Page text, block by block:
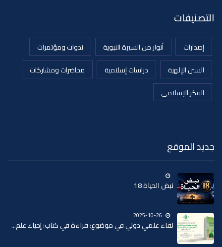
التصنيفات
إصدارات أنوار من السيرة النبوية
ندوات ومؤتمرات
السنن الإلهية
دراسات إسلامية
محاضرات ومشاركات
الفكر الإسلامي
جديد الموقع
نبض الحياة 18
2025-10-26
لقاء علمي دولي في موضوع: قراءة في كتاب: إحياء علم...